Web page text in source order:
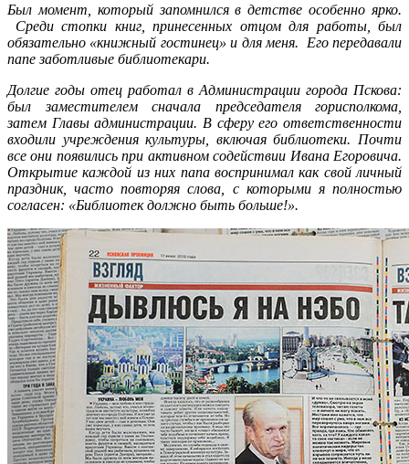
Был момент, который запомнился в детстве особенно ярко.
Среди стопки книг, принесенных отцом для работы, был
обязательно «книжный гостинец» и для меня. Его передавали
папе заботливые библиотекари.
Долгие годы отец работал в Администрации города Пскова:
был заместителем сначала председателя горисполкома,
затем Главы администрации. В сферу его ответственности
входили учреждения культуры, включая библиотеки. Почти
все они появились при активном содействии Ивана Егоровича.
Открытие каждой из них папа воспринимал как свой личный
праздник, часто повторяя слова, с которыми я полностью
согласен: «Библиотек должно быть больше!».